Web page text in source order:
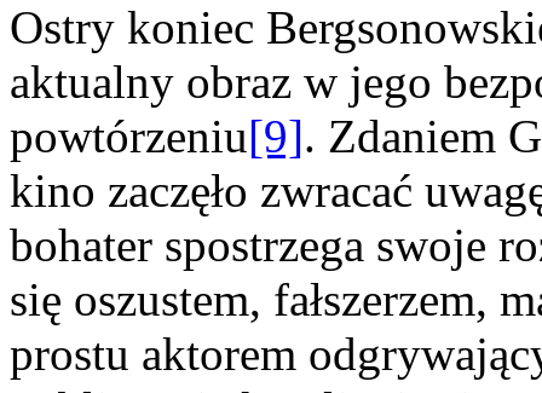
Ostry koniec
aktualny obraz w jego
powtórzeniu[9]. Zdaniem
kino zaczęło zwracać
bohater spostrzega swoje
się oszustem, fałszerzem,
prostu aktorem